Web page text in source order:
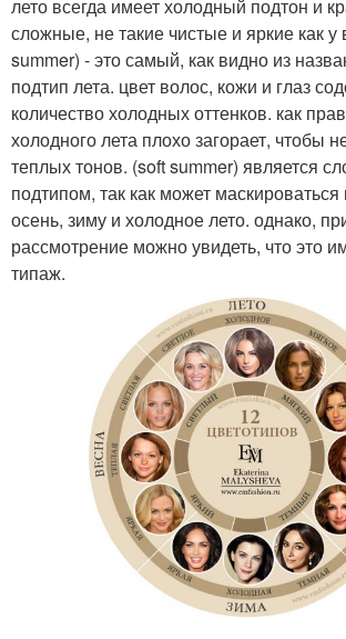
лето всегда имеет холодный подтон и
сложные, не такие чистые и яркие как
summer) - это самый, как видно из
подтип лета. цвет волос, кожи и глаз
количество холодных оттенков. как
холодного лета плохо загорает, чтобы
теплых тонов. (soft summer) является
подтипом, так как может
осень, зиму и холодное лето. однако,
рассмотрение можно увидеть, что это
типаж.